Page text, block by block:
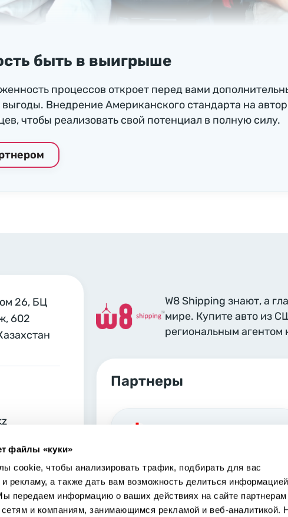
файлы «куки»
cookie, чтобы анализировать трафик, подбирать для вас
рекламу, а также дать вам возможность делиться
передаем информацию о ваших действиях на сайте партнерам
и компаниям, занимающимся рекламой и веб-аналитикой.
быть в выигрыше
процессов откроет перед вами
Внедрение Американского стандарта на
чтобы реализовать свой потенциал в полную силу.
26, БЦ
602
W8 Shipping знают, а
мире. Купите авто из
региональным агентом
Партнеры